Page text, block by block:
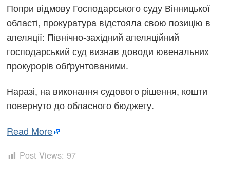
Попри відмову Господарського суду Вінницької
області, прокуратура відстояла свою позицію в
апеляції: Північно-західний апеляційний
господарський суд визнав доводи ювенальних
прокурорів обґрунтованими.
Наразі, на виконання судового рішення, кошти
повернуто до обласного бюджету.
Read More
Post Views: 97